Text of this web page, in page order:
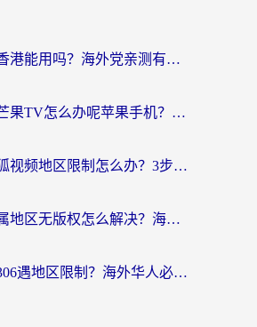
咪咕视频在香港能用吗？海外党亲测有效的回国加速方案来了
国外看不了芒果TV怎么办呢苹果手机？海外党追剧游戏的全能解决方案
在巴西用搜狐视频地区限制怎么办？3步解决海外看国内剧的烦恼
酷我畅听所属地区无版权怎么解决？海外党必看的回国加速全攻略
在南非用12306遇地区限制？海外华人必看的回国加速全攻略（附B站芒果TV解锁技巧）